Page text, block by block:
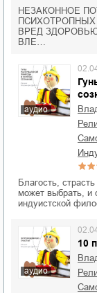
НЕЗАКОННОЕ
ВРЕД
ВЛЕ…
аудио
Благость,
может выбрать, и
индуистской
аудио
10